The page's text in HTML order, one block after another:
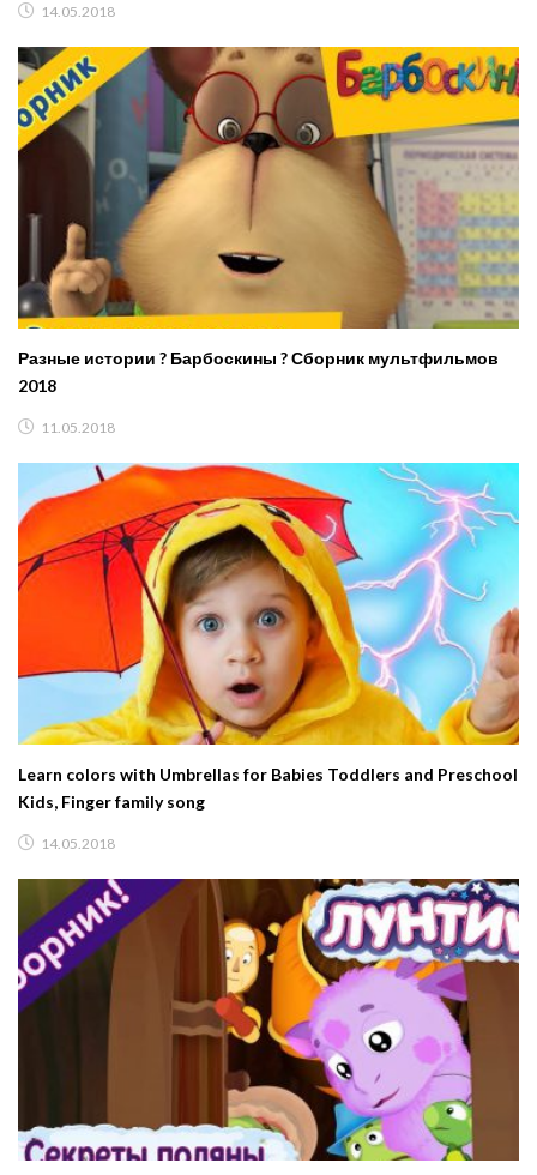
14.05.2018
Разные истории ? Барбоскины ? Сборник мультфильмов
2018
11.05.2018
Learn colors with Umbrellas for Babies Toddlers and Preschool
Kids, Finger family song
14.05.2018